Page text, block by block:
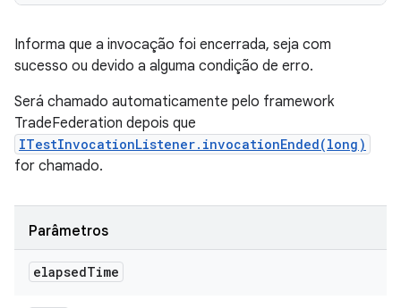
Informa que a invocação foi encerrada, seja com
sucesso ou devido a alguma condição de erro.
Será chamado automaticamente pelo framework
TradeFederation depois que
ITestInvocationListener.invocationEnded(long)
for chamado.
Parâmetros
elapsedTime